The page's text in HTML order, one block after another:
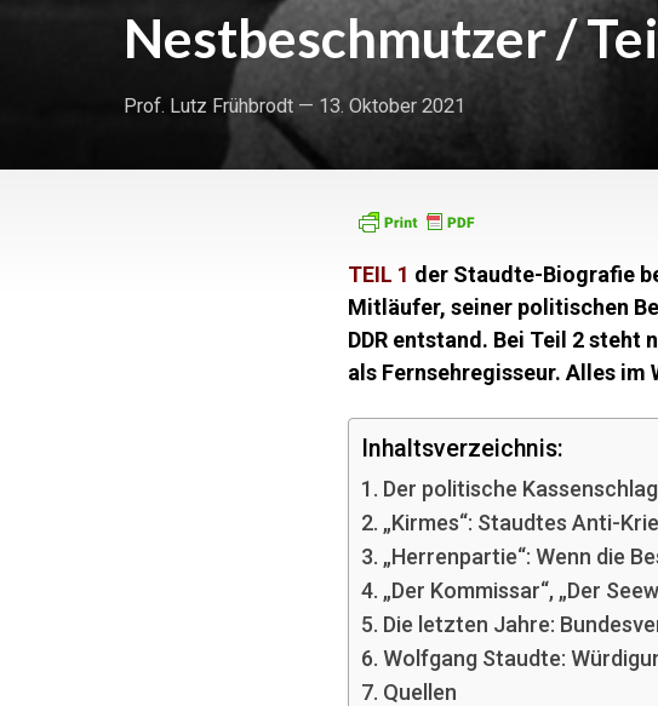
Nestbeschmutzer /
Prof. Lutz Frühbrodt — 13. Oktober 2021
TEIL 1 der Staudte-Biografie
Mitläufer, seiner politischen
DDR entstand. Bei Teil 2
als Fernsehregisseur. Alles im
Inhaltsverzeichnis:
Der politische
„Kirmes“: Staudtes Anti-
„Herrenpartie“: Wenn die
„Der Kommissar“, „Der
Die letzten Jahre:
Wolfgang Staudte:
Quellen